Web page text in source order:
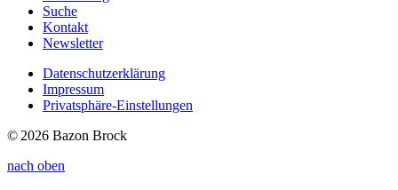
Suche
Kontakt
Newsletter
Datenschutzerklärung
Impressum
Privatsphäre-Einstellungen
© 2026 Bazon Brock
nach oben